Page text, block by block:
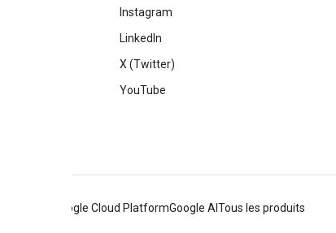
Instagram
LinkedIn
X (Twitter)
YouTube
Google Cloud PlatformGoogle AI Tous les produits